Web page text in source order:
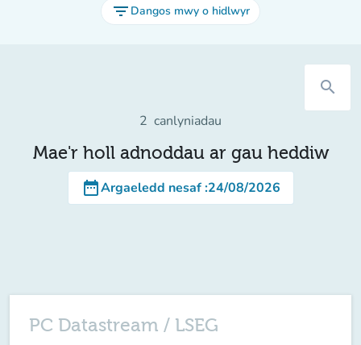
filter_list Dangos mwy o hidlwyr
search
2 canlyniadau
Mae'r holl adnoddau ar gau heddiw
date_rangeArgaeledd nesaf:24/08/2026
PC Datastream / LSEG